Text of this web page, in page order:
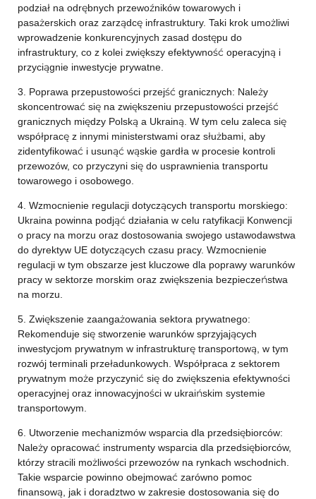
podział na odrębnych przewoźników towarowych i
pasażerskich oraz zarządcę infrastruktury. Taki krok umożliwi
wprowadzenie konkurencyjnych zasad dostępu do
infrastruktury, co z kolei zwiększy efektywność operacyjną i
przyciągnie inwestycje prywatne.
3. Poprawa przepustowości przejść granicznych: Należy
skoncentrować się na zwiększeniu przepustowości przejść
granicznych między Polską a Ukrainą. W tym celu zaleca się
współpracę z innymi ministerstwami oraz służbami, aby
zidentyfikować i usunąć wąskie gardła w procesie kontroli
przewozów, co przyczyni się do usprawnienia transportu
towarowego i osobowego.
4. Wzmocnienie regulacji dotyczących transportu morskiego:
Ukraina powinna podjąć działania w celu ratyfikacji Konwencji
o pracy na morzu oraz dostosowania swojego ustawodawstwa
do dyrektyw UE dotyczących czasu pracy. Wzmocnienie
regulacji w tym obszarze jest kluczowe dla poprawy warunków
pracy w sektorze morskim oraz zwiększenia bezpieczeństwa
na morzu.
5. Zwiększenie zaangażowania sektora prywatnego:
Rekomenduje się stworzenie warunków sprzyjających
inwestycjom prywatnym w infrastrukturę transportową, w tym
rozwój terminali przeładunkowych. Współpraca z sektorem
prywatnym może przyczynić się do zwiększenia efektywności
operacyjnej oraz innowacyjności w ukraińskim systemie
transportowym.
6. Utworzenie mechanizmów wsparcia dla przedsiębiorców:
Należy opracować instrumenty wsparcia dla przedsiębiorców,
którzy stracili możliwości przewozów na rynkach wschodnich.
Takie wsparcie powinno obejmować zarówno pomoc
finansową, jak i doradztwo w zakresie dostosowania się do